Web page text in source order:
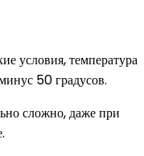
условия, температура
50 градусов.
сложно, даже при